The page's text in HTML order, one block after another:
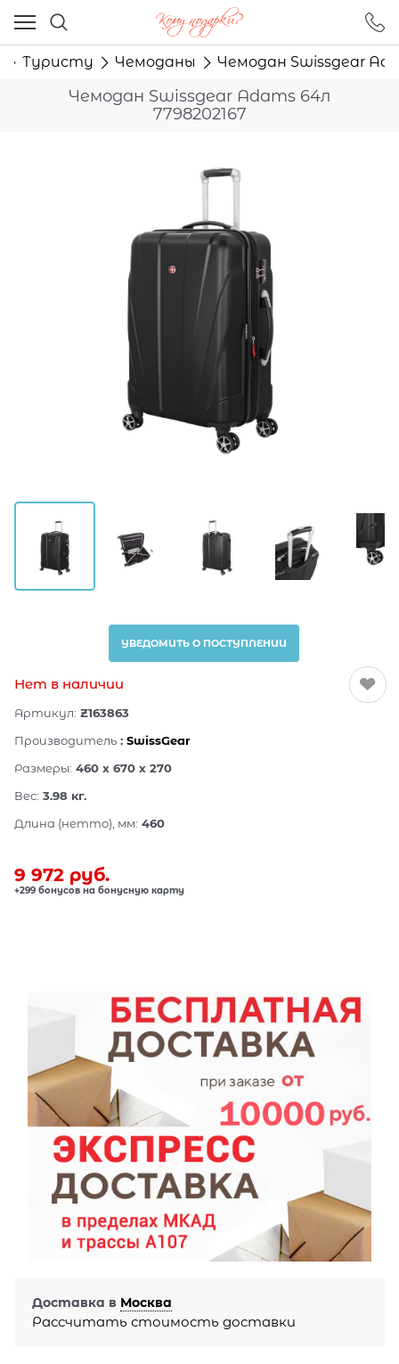
Туристу Чемоданы Чемодан Swissgear
Чемодан Swissgear Adams 64л
7798202167
УВЕДОМИТЬ О ПОСТУПЛЕНИИ
Нет в наличии
Артикул: Z163863
Производитель : SwissGear
Размеры: 460 x 670 x 270
Вес: 3.98 кг.
Длина (нетто), мм: 460
9 972 руб.
+299 бонусов на бонусную карту
Доставка в Москва
Рассчитать стоимость доставки
Ваш город - Москва,
угадали?
ДА НЕТ